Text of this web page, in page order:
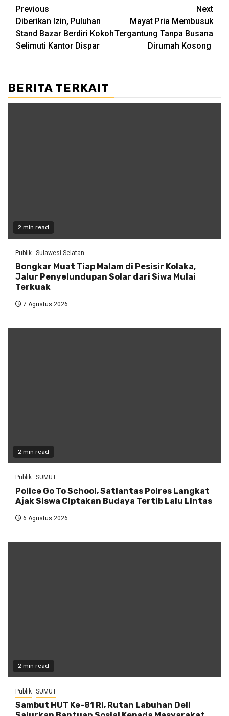
Post
navigation
Previous
Diberikan Izin, Puluhan
Stand Bazar Berdiri Kokoh
Selimuti Kantor Dispar
Next
Mayat Pria Membusuk
Tergantung Tanpa Busana
Dirumah Kosong
BERITA TERKAIT
2 min read
Publik Sulawesi Selatan
Bongkar Muat Tiap Malam di Pesisir Kolaka,
Jalur Penyelundupan Solar dari Siwa Mulai
Terkuak
7 Agustus 2026
2 min read
Publik SUMUT
Police Go To School, Satlantas Polres Langkat
Ajak Siswa Ciptakan Budaya Tertib Lalu Lintas
6 Agustus 2026
2 min read
Publik SUMUT
Sambut HUT Ke-81 RI, Rutan Labuhan Deli